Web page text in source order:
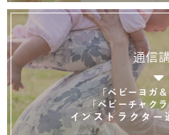
通信
「ベビーヨガ＆
「ベビーチャク
インストラクター